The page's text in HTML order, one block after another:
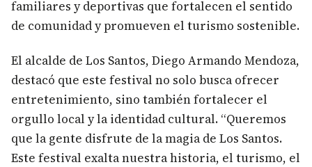
familiares y deportivas que fortalecen el sentido
de comunidad y promueven el turismo sostenible.
El alcalde de Los Santos, Diego Armando Mendoza,
destacó que este festival no solo busca ofrecer
entretenimiento, sino también fortalecer el
orgullo local y la identidad cultural. “Queremos
que la gente disfrute de la magia de Los Santos.
Este festival exalta nuestra historia, el turismo, el